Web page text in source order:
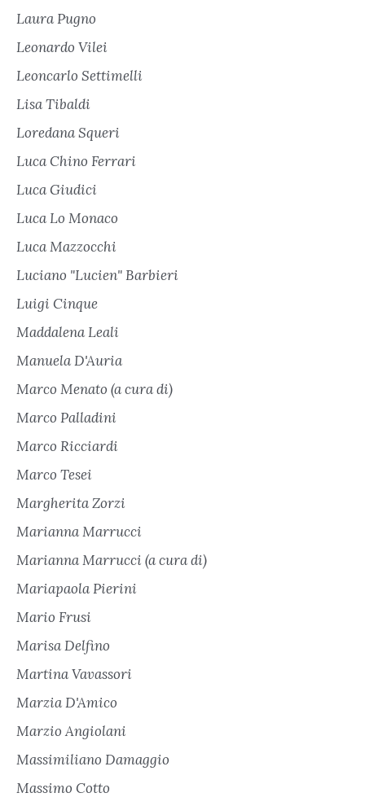
Laura Pugno
Leonardo Vilei
Leoncarlo Settimelli
Lisa Tibaldi
Loredana Squeri
Luca Chino Ferrari
Luca Giudici
Luca Lo Monaco
Luca Mazzocchi
Luciano "Lucien" Barbieri
Luigi Cinque
Maddalena Leali
Manuela D'Auria
Marco Menato (a cura di)
Marco Palladini
Marco Ricciardi
Marco Tesei
Margherita Zorzi
Marianna Marrucci
Marianna Marrucci (a cura di)
Mariapaola Pierini
Mario Frusi
Marisa Delfino
Martina Vavassori
Marzia D'Amico
Marzio Angiolani
Massimiliano Damaggio
Massimo Cotto